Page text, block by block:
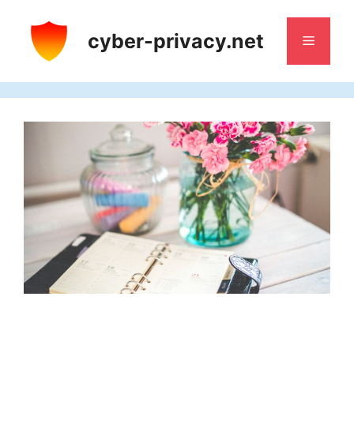
contenido
cyber-privacy.net Menú